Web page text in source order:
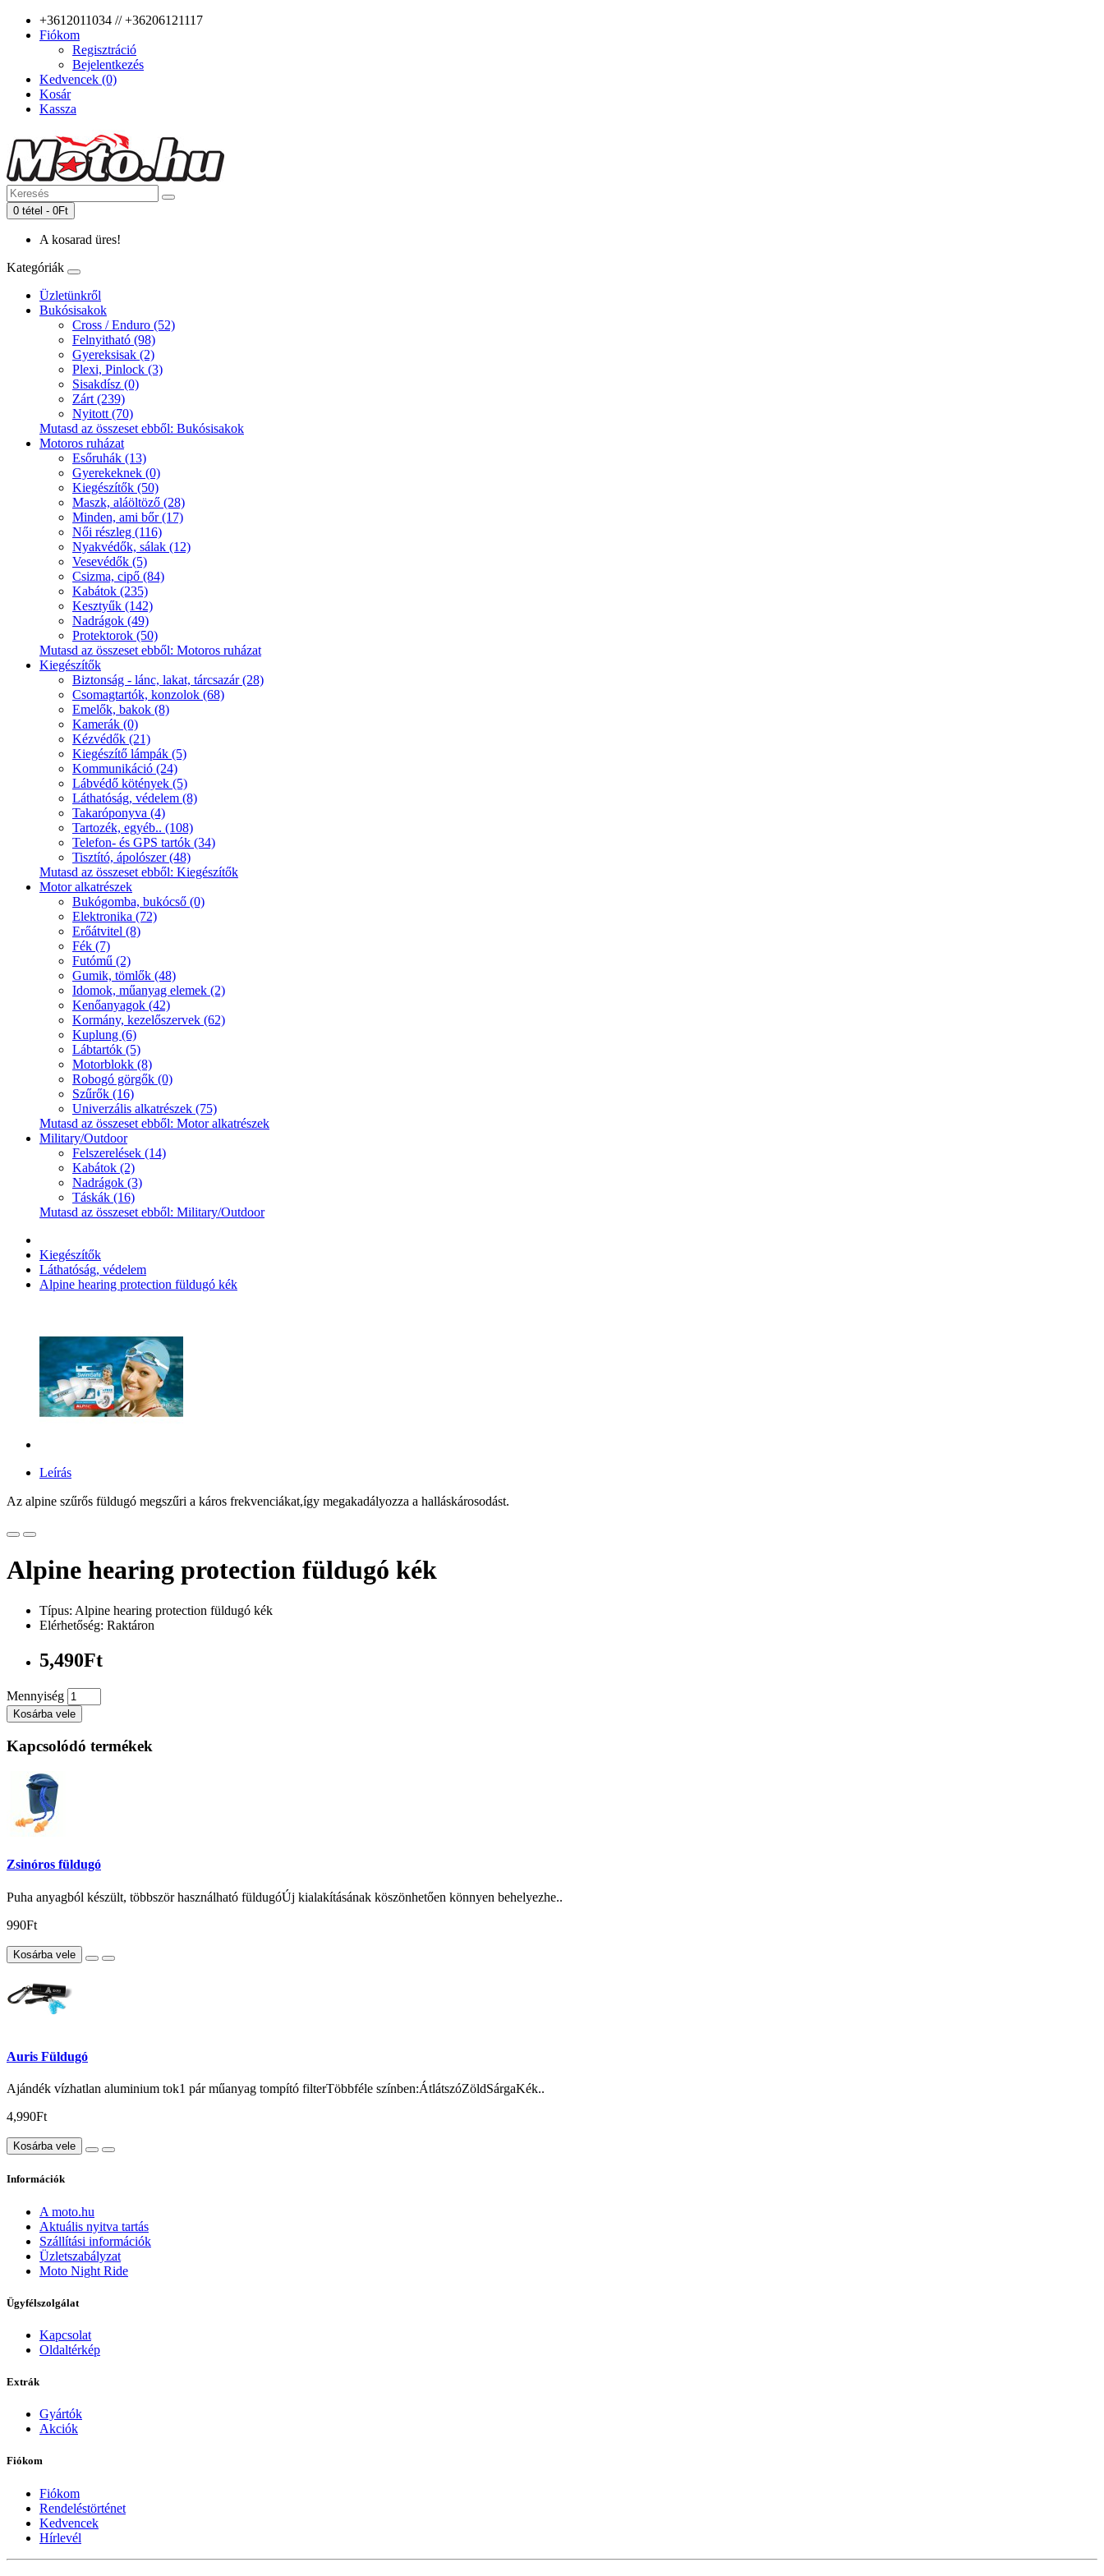
+3612011034 // +36206121117
Fiókom
Regisztráció
Bejelentkezés
Kedvencek (0)
Kosár
Kassza
0 tétel - 0Ft
A kosarad üres!
Kategóriák
Üzletünkről
Bukósisakok
Cross / Enduro (52)
Felnyitható (98)
Gyereksisak (2)
Plexi, Pinlock (3)
Sisakdísz (0)
Zárt (239)
Nyitott (70)
Mutasd az összeset ebből: Bukósisakok
Motoros ruházat
Esőruhák (13)
Gyerekeknek (0)
Kiegészítők (50)
Maszk, aláöltöző (28)
Minden, ami bőr (17)
Női részleg (116)
Nyakvédők, sálak (12)
Vesevédők (5)
Csizma, cipő (84)
Kabátok (235)
Kesztyűk (142)
Nadrágok (49)
Protektorok (50)
Mutasd az összeset ebből: Motoros ruházat
Kiegészítők
Biztonság - lánc, lakat, tárcsazár (28)
Csomagtartók, konzolok (68)
Emelők, bakok (8)
Kamerák (0)
Kézvédők (21)
Kiegészítő lámpák (5)
Kommunikáció (24)
Lábvédő kötények (5)
Láthatóság, védelem (8)
Takaróponyva (4)
Tartozék, egyéb.. (108)
Telefon- és GPS tartók (34)
Tisztító, ápolószer (48)
Mutasd az összeset ebből: Kiegészítők
Motor alkatrészek
Bukógomba, bukócső (0)
Elektronika (72)
Erőátvitel (8)
Fék (7)
Futómű (2)
Gumik, tömlők (48)
Idomok, műanyag elemek (2)
Kenőanyagok (42)
Kormány, kezelőszervek (62)
Kuplung (6)
Lábtartók (5)
Motorblokk (8)
Robogó görgők (0)
Szűrők (16)
Univerzális alkatrészek (75)
Mutasd az összeset ebből: Motor alkatrészek
Military/Outdoor
Felszerelések (14)
Kabátok (2)
Nadrágok (3)
Táskák (16)
Mutasd az összeset ebből: Military/Outdoor
Kiegészítők
Láthatóság, védelem
Alpine hearing protection füldugó kék
Leírás
Az alpine szűrős füldugó megszűri a káros frekvenciákat,így megakadályozza a halláskárosodást.
Alpine hearing protection füldugó kék
Típus: Alpine hearing protection füldugó kék
Elérhetőség: Raktáron
5,490Ft
Mennyiség
Kosárba vele
Kapcsolódó termékek
Zsinóros füldugó
Puha anyagból készült, többször használható füldugóÚj kialakításának köszönhetően könnyen behelyezhe..
990Ft
Kosárba vele
Auris Füldugó
Ajándék vízhatlan aluminium tok1 pár műanyag tompító filterTöbbféle színben:ÁtlátszóZöldSárgaKék..
4,990Ft
Kosárba vele
Információk
A moto.hu
Aktuális nyitva tartás
Szállítási információk
Üzletszabályzat
Moto Night Ride
Ügyfélszolgálat
Kapcsolat
Oldaltérkép
Extrák
Gyártók
Akciók
Fiókom
Fiókom
Rendeléstörténet
Kedvencek
Hírlevél